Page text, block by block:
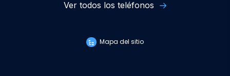
Ver todos los teléfonos
Mapa del sitio